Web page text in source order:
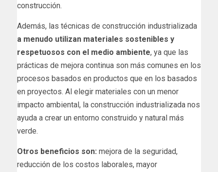
construcción.
Además, las técnicas de construcción industrializada
a menudo utilizan materiales sostenibles y
respetuosos con el medio ambiente, ya que las
prácticas de mejora continua son más comunes en los
procesos basados en productos que en los basados
en proyectos. Al elegir materiales con un menor
impacto ambiental, la construcción industrializada nos
ayuda a crear un entorno construido y natural más
verde.
Otros beneficios son: mejora de la seguridad,
reducción de los costos laborales, mayor